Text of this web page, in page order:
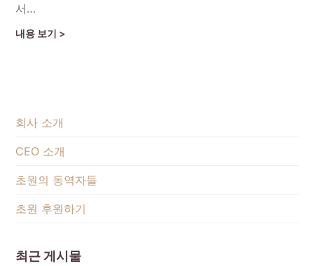
서…
Continue Reading
회사 소개
CEO 소개
초원의 동역자들
초원 후원하기
최근 게시물